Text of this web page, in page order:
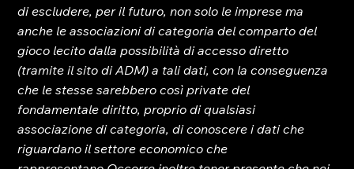
di escludere, per il futuro, non solo le imprese ma
anche le associazioni di categoria del comparto del
gioco lecito dalla possibilità di accesso diretto
(tramite il sito di ADM) a tali dati, con la conseguenza
che le stesse sarebbero così private del
fondamentale diritto, proprio di qualsiasi
associazione di categoria, di conoscere i dati che
riguardano il settore economico che